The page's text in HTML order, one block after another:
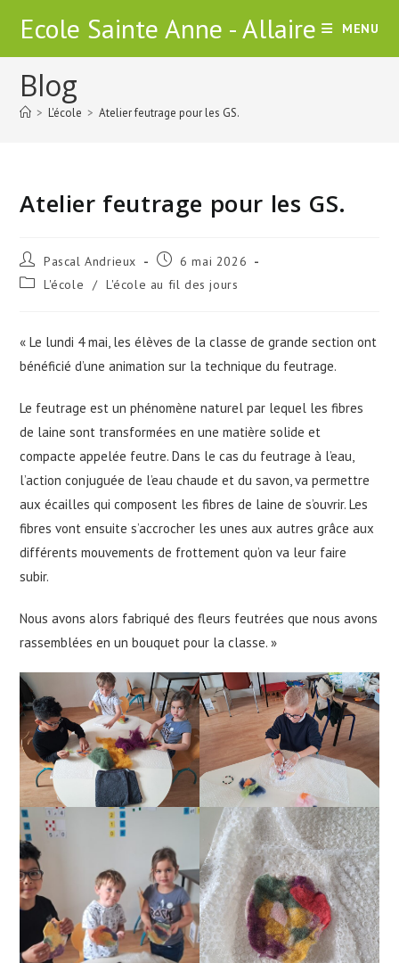
content
Ecole Sainte Anne - Allaire MENU
Blog
> L'école > Atelier feutrage pour les GS.
Atelier feutrage pour les GS.
Auteur/autrice
de
la
Pascal Andrieux
Publication
6 mai 2026
Post L'école / L'école au fil des jours
« Le lundi 4 mai, les élèves de la classe de grande section ont
bénéficié d’une animation sur la technique du feutrage.
Le feutrage est un phénomène naturel par lequel les fibres
de laine sont transformées en une matière solide et
compacte appelée feutre. Dans le cas du feutrage à l’eau,
l’action conjuguée de l’eau chaude et du savon, va permettre
aux écailles qui composent les fibres de laine de s’ouvrir. Les
fibres vont ensuite s’accrocher les unes aux autres grâce aux
différents mouvements de frottement qu’on va leur faire
subir.
Nous avons alors fabriqué des fleurs feutrées que nous avons
rassemblées en un bouquet pour la classe. »